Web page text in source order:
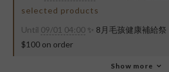
selected products
Until 09/01 04:00 ✨ 8月毛孩健康補給
$100 on order
Show more